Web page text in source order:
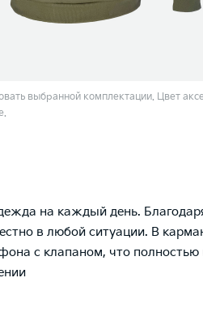
выбранной комплектации. Цвет
на каждый день.
в любой ситуации. В
с клапаном, что